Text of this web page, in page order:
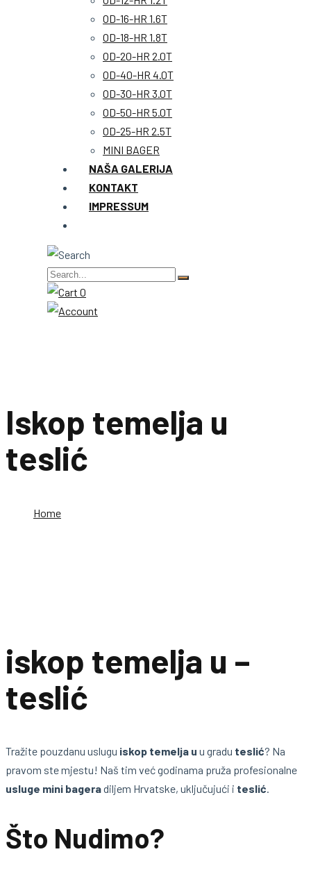
OD-16-HR 1.6T
OD-18-HR 1.8T
OD-20-HR 2.0T
OD-40-HR 4.0T
OD-30-HR 3.0T
OD-50-HR 5.0T
OD-25-HR 2.5T
MINI BAGER
NAŠA GALERIJA
KONTAKT
IMPRESSUM
0
Iskop temelja u
teslić
Home
iskop temelja u –
teslić
Tražite pouzdanu uslugu iskop temelja u u gradu teslić? Na
pravom ste mjestu! Naš tim već godinama pruža profesionalne
usluge mini bageradiljem Hrvatske, uključujući i teslić.
Što Nudimo?